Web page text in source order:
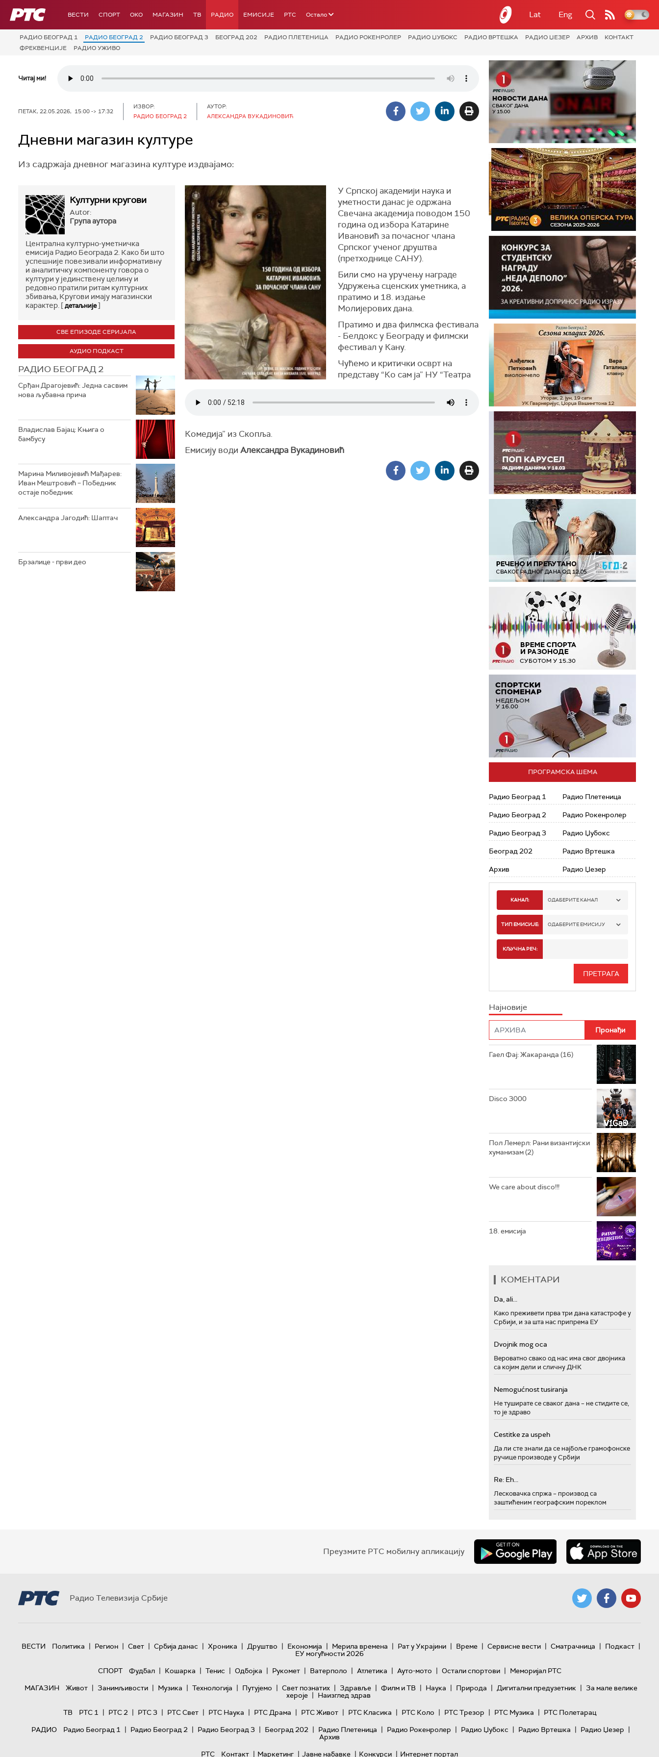
РТС ВЕСТИ СПОРТ OKO МАГАЗИН ТВ РАДИО ЕМИСИЈЕ РТС Остало Lat Eng
РАДИО БЕОГРАД 1 РАДИО БЕОГРАД 2 РАДИО БЕОГРАД 3 БЕОГРАД 202 РАДИО ПЛЕТЕНИЦА РАДИО РОКЕНРОЛЕР РАДИО ЏУБОКС РАДИО ВРТЕШКА РАДИО ЏЕЗЕР АРХИВ
КОНТАКТ
ФРЕКВЕНЦИЈЕ
РАДИО УЖИВО
Читај ми!
ПЕТАК, 22.05.2026, 15:00 -> 17:32
ИЗВОР:
РАДИО БЕОГРАД 2
АУТОР:
АЛЕКСАНДРА ВУКАДИНОВИЋ
Дневни магазин културе
Из садржаја дневног магазина културе издвајамо:
Културни кругови
Autor:
Група аутора
Централна културно-уметничка
емисија Радио Београда 2. Како би што
успешније повезивали информативну
и аналитичку компоненту говора о
култури у јединствену целину и
редовно пратили ритам културних
збивања, Кругови имају магазински
карактер. [детаљније]
СВЕ ЕПИЗОДЕ СЕРИЈАЛА
АУДИО ПОДКАСТ
РАДИО БЕОГРАД 2
Срђан Драгојевић: Једна сасвим
нова љубавна прича
Владислав Бајац: Књига о
бамбусу
Марина Миливојевић Мађарев:
Иван Мештровић – Победник
остаје победник
Александра Јагодић: Шаптач
Брзалице - први део
У Српској академији наука и
уметности данас је одржана
Свечана академија поводом 150
година од избора Катарине
Ивановић за почасног члана
Српског ученог друштва
(претходнице САНУ).
Били смо на уручењу награде
Удружења сценских уметника, а
пратимо и 18. издање
Молијерових дана.
Пратимо и два филмска фестивала
- Белдокс у Београду и филмски
фестивал у Кану.
Чућемо и критички осврт на
представу “Ко сам ја” НУ “Театра
Комедија” из Скопља.
Емисију води Александра Вукадиновић
ПРОГРАМСКА ШЕМА
Радио Београд 1
Радио Београд 2
Радио Београд 3
Београд 202
Архив
Радио Плетеница
Радио Рокенролер
Радио Џубокс
Радио Вртешка
Радио Џезер
КАНАЛ: ОДАБЕРИТЕ КАНАЛ
РАДИО БЕОГРАД 1
РАДИО БЕОГРАД 3
РАДИО РОКЕНРОЛЕР
РАДИО ЏУБОКС
РАДИО ВРТЕШКА
РАДИО ЏЕЗЕР
ТИП ЕМИСИЈЕ: ОДАБЕРИТЕ ЕМИСИЈУ
ИНФО
КЉУЧНА РЕЧ:
Најновије
Гаел Фај: Жакаранда (16)
Disco 3000
Пол Лемерл: Рани византијски
хуманизам (2)
We care about disco!!!
18. емисија
КОМЕНТАРИ
Da, ali...
Како преживети прва три дана катастрофе у
Србији, и за шта нас припрема ЕУ
Dvojnik mog oca
Вероватно свако од нас има свог двојника
са којим дели и сличну ДНК
Nemogućnost tusiranja
Не туширате се сваког дана – не стидите се,
то је здраво
Cestitke za uspeh
Да ли сте знали да се најбоље грамофонске
ручице производе у Србији
Re: Eh...
Лесковачка спржа – производ са
заштићеним географским пореклом
Преузмите РТС мобилну апликацију
Радио Телевизија Србије
ВЕСТИ Политика | Регион | Свет | Србија данас | Хроника | Друштво | Економија | Мерила времена | Рат у Украјини | Време | Сервисне вести | Сматрачница | Подкаст |
ЕУ могућности 2026
СПОРТ
Фудбал | Кошарка | Тенис | Одбојка | Рукомет | Ватерполо | Атлетика | Ауто-мото | Остали спортови | Меморијал РТС
МАГАЗИН
Живот | Занимљивости | Музика | Технологијa | Путујемо | Свет познатих | Здравље | Филм и ТВ | Наука | Природа | Дигитални предузетник | За мале велике
хероје | Наизглед здрав
ТВ
РТС 1 | РТС 2 | РТС 3 | РТС Свет | РТС Наука | РТС Драма | РТС Живот | РТС Класика | РТС Коло | РТС Трезор | РТС Музика | РТС Полетарац
РАДИО
Радио Београд 1 | Радио Београд 2 | Радио Београд 3 | Београд 202 | Радио Плетеница | Радио Рокенролер | Радио Џубокс | Радио Вртешка | Радио Џезер |
Архив
РТС
Контакт | Маркетинг | Јавне набавке | Конкурси | Интернет портал